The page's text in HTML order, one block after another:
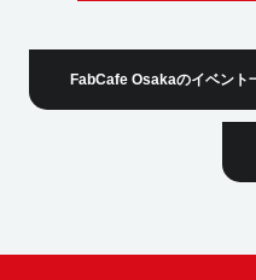
FabCafe Osakaのイベント